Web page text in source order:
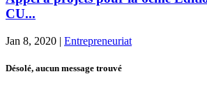
CU...
Jan 8, 2020 | Entrepreneuriat
Désolé, aucun message trouvé